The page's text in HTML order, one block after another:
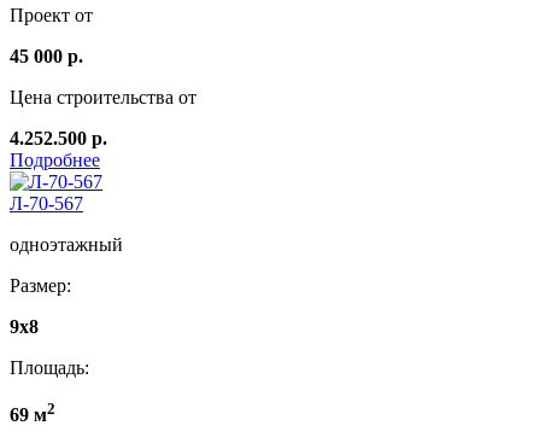
Проект от
45 000 р.
Цена строительства от
4.252.500 р.
Подробнее
Л-70-567
одноэтажный
Размер:
9х8
Площадь:
69 м2